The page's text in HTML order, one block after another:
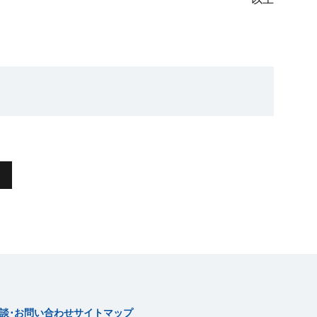
･お問い合わせサイトマップ